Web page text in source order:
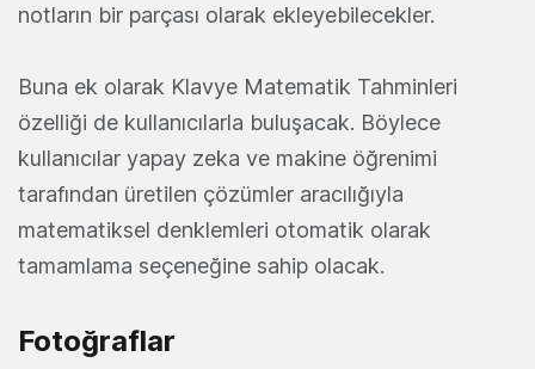
notların bir parçası olarak ekleyebilecekler.
Buna ek olarak Klavye Matematik Tahminleri
özelliği de kullanıcılarla buluşacak. Böylece
kullanıcılar yapay zeka ve makine öğrenimi
tarafından üretilen çözümler aracılığıyla
matematiksel denklemleri otomatik olarak
tamamlama seçeneğine sahip olacak.
Fotoğraflar